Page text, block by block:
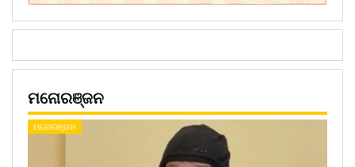
ମନୋରଞ୍ଜନ
ମନୋରଞ୍ଜନ